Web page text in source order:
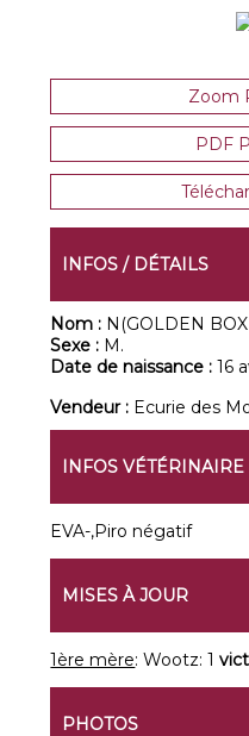
Zoom
PDF
INFOS / DÉTAILS
Nom : N(GOLDEN
Sexe : M.
Date de naissance :16
Vendeur : Ecurie des
INFOS VÉTÉRINAIRE
EVA-,Piro négatif
MISES À JOUR
1ère mère: Wootz: 1
PHOTOS